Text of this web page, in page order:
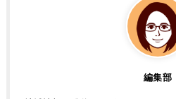
編集部